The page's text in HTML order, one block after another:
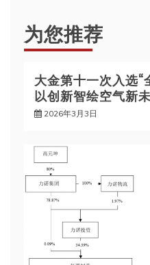
为您推荐
大金第十一次入选“
以创新智绘空气新
2026年3月3日